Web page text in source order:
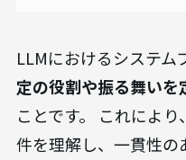
LLMにおけるシステム
定の役割や振る舞い
ことです。 これによ
件を理解し、一貫性の